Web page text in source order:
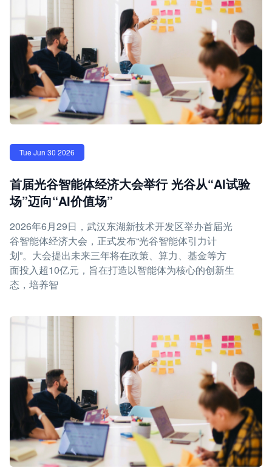
Tue Jun 30 2026
首届光谷智能体经济大会举行 光谷从“AI试验
场”迈向“AI价值场”
2026年6月29日，武汉东湖新技术开发区举办首届光
谷智能体经济大会，正式发布“光谷智能体引力计
划”。大会提出未来三年将在政策、算力、基金等方
面投入超10亿元，旨在打造以智能体为核心的创新生
态，培养智